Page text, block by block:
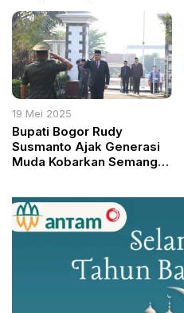
Layak Anak
19 Mei 2025
Bupati Bogor Rudy
Susmanto Ajak Generasi
Muda Kobarkan Semangat